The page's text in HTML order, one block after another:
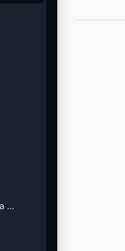
Matemáticas Aplicadas a las Ciencias Sociales